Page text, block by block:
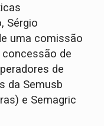
Sérgio
uma comissão
concessão de
de
da Semusb
e Semagric